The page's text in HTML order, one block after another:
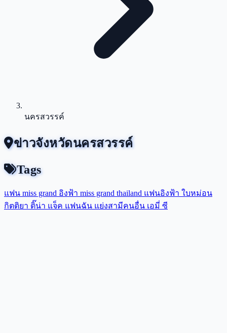
นครสวรรค์
ข่าวจังหวัดนครสวรรค์
Tags
แฟน miss grand อิงฟ้า miss grand thailand แฟนอิงฟ้า ใบหม่อน
กิตติยา ติ๊น่า แจ็ค แฟนฉัน แย่งสามีคนอื่น เอมี่ ซี